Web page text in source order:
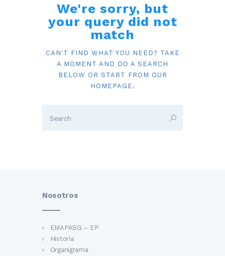
We're sorry, but
your query did not
match
CAN'T FIND WHAT YOU NEED? TAKE
A MOMENT AND DO A SEARCH
BELOW OR START FROM OUR
HOMEPAGE .
Nosotros
EMAPASG – EP
Historia
Organigrama